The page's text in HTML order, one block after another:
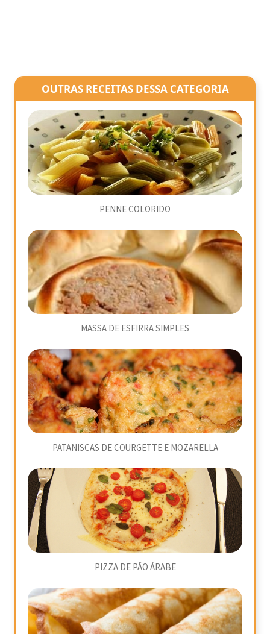
OUTRAS RECEITAS DESSA CATEGORIA
PENNE COLORIDO
MASSA DE ESFIRRA SIMPLES
PATANISCAS DE COURGETTE E MOZARELLA
PIZZA DE PÃO ÁRABE